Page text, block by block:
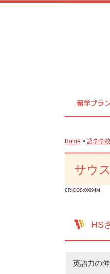
留学プラン
Home > 語学学
サウ
CRICOS:00094M
HS
英語力の